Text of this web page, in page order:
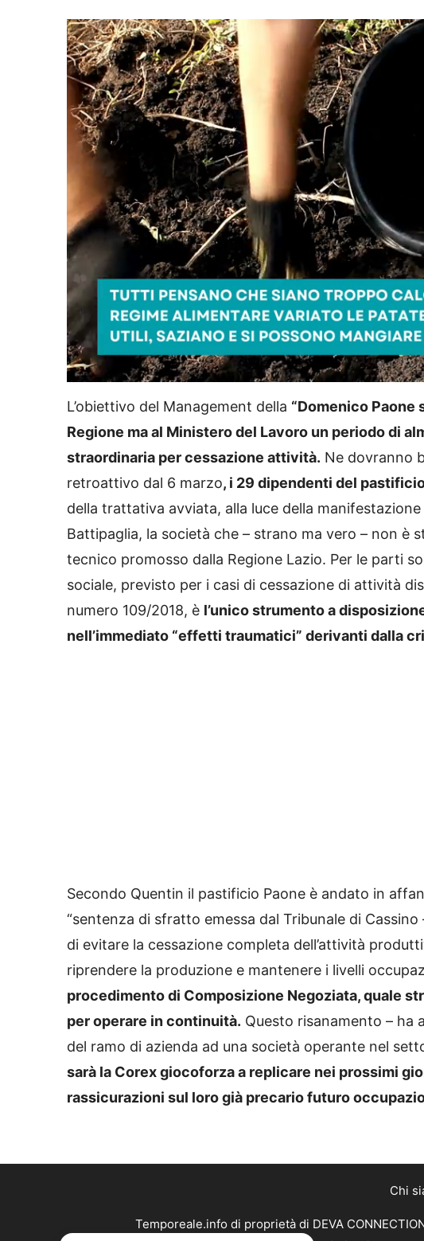
U
n
t
e
o
e
d
7
0
2
0
L’obiettivo del Management della “Domenico Paone
Regione ma al Ministero del Lavoro un periodo di
straordinaria per cessazione attività. Ne dovranno
retroattivo dal 6 marzo, i 29 dipendenti del
della trattativa avviata, alla luce della
Battipaglia, la società che – strano ma vero – non è
tecnico promosso dalla Regione Lazio. Per le parti
sociale, previsto per i casi di cessazione di attività
numero 109/2018, è l’unico strumento a
nell’immediato “effetti traumatici” derivanti dalla
Secondo Quentin il pastificio Paone è andato in
“sentenza di sfratto emessa dal Tribunale di
di evitare la cessazione completa dell’attività
riprendere la produzione e mantenere i livelli
procedimento di Composizione Negoziata, quale
per operare in continuità. Questo risanamento – ha
del ramo di azienda ad una società operante nel
sarà la Corex giocoforza a replicare nei prossimi
rassicurazioni sul loro già precario futuro
Chi
Temporeale.info di proprietà di DEVA